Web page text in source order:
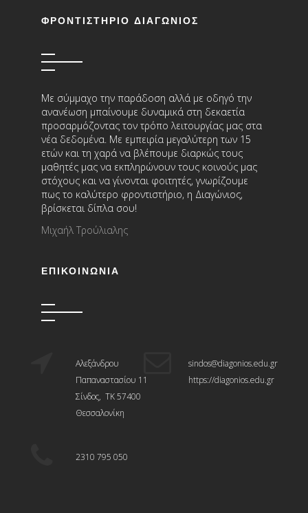
ΦΡΟΝΤΙΣΤΗΡΙΟ ΔΙΑΓΩΝΙΟΣ
Με σύμμαχο την παράδοση αλλά με οδηγό την
ανανέωση μπαίνουμε δυναμικά στη δεκαετία
προσαρμόζοντας τον τρόπο λειτουργίας μας στα
νέα δεδομένα. Με εμπειρία μεγαλύτερη των 15
ετών και τη χαρά να βλέπουμε διαρκώς τους
μαθητές μας να εκπληρώνουν τους κοινούς μας
στόχους και να γίνονται φοιτητές, γνωρίζουμε
πως το καλύτερο φροντιστήριο, η Διαγώνιος,
βρίσκεται δίπλα σου!
Μιχαήλ Τρούλιαλης
ΕΠΙΚΟΙΝΩΝΊΑ
Αλεξάνδρου
Παπαναστασίου 11
Σίνδος, ΤΚ 57400
Θεσσαλονίκη
sindos@diagonios.edu.gr
https://diagonios.edu.gr
2310 795 050